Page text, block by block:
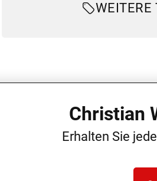
WEITERE
Christian
Erhalten Sie